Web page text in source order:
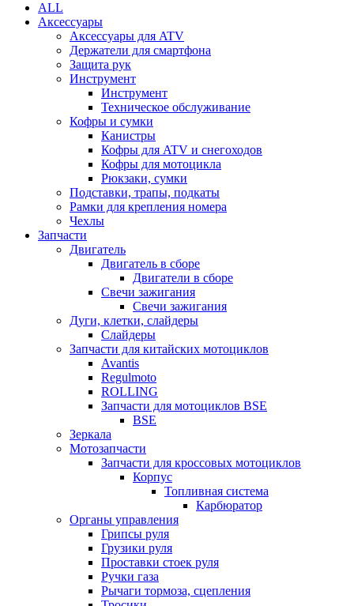
ALL
Аксессуары
Аксессуары для ATV
Держатели для смартфона
Защита рук
Инструмент
Инструмент
Техническое обслуживание
Кофры и сумки
Канистры
Кофры для ATV и снегоходов
Кофры для мотоцикла
Рюкзаки, сумки
Подставки, трапы, подкаты
Рамки для крепления номера
Чехлы
Запчасти
Двигатель
Двигатель в сборе
Двигатели в сборе
Свечи зажигания
Свечи зажигания
Дуги, клетки, слайдеры
Слайдеры
Запчасти для китайских мотоциклов
Avantis
Regulmoto
ROLLING
Запчасти для мотоциклов BSE
BSE
Зеркала
Мотозапчасти
Запчасти для кроссовых мотоциклов
Корпус
Топливная система
Карбюратор
Органы управления
Грипсы руля
Грузики руля
Проставки стоек руля
Ручки газа
Рычаги тормоза, сцепления